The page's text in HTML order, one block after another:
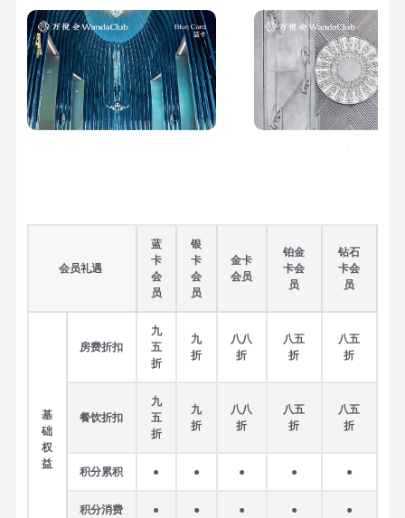
会员礼遇
蓝
卡
会
员
银
卡
会
员
金卡
会员
铂金
卡会
员
钻石
卡会
员
基
础
权
益
房费折扣
九
五
折
九
折
八八
折
八五
折
八五
折
餐饮折扣
九
五
折
九
折
八八
折
八五
折
八五
折
积分累积 ● ● ● ● ●
积分消费 ● ● ● ● ●